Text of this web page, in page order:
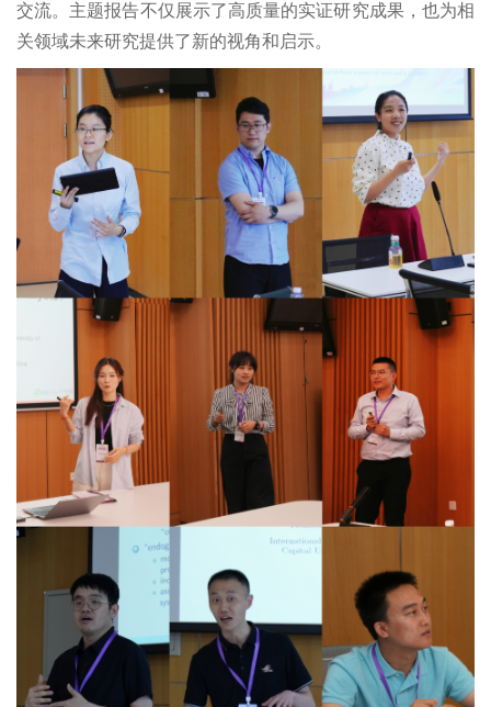
交流。主题报告不仅展示了高质量的实证研究成果，也为相
关领域未来研究提供了新的视角和启示。